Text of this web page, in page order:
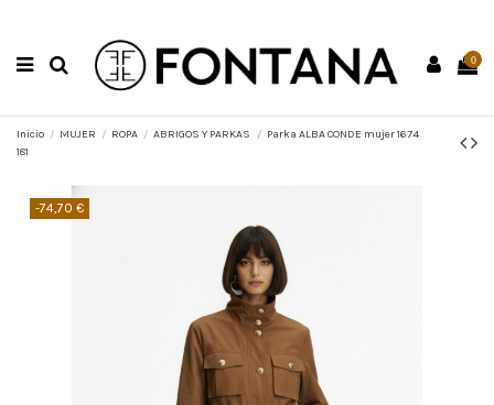
0
Inicio MUJER ROPA ABRIGOS Y PARKAS
Parka ALBA CONDE mujer 1674
181
-74,70 €